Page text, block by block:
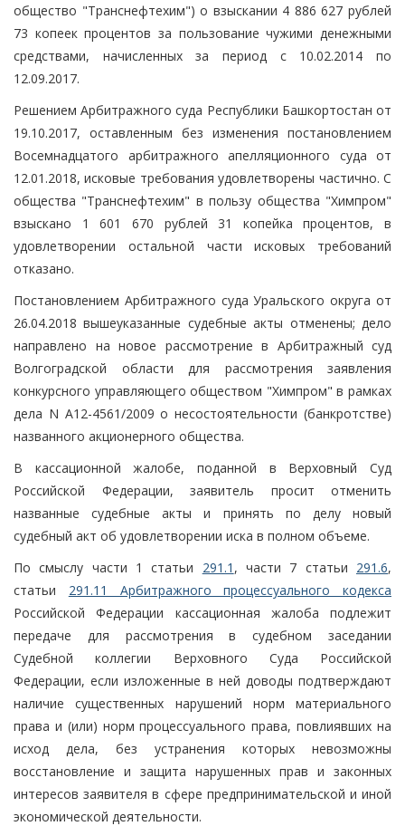
общество "Транснефтехим") о взыскании 4 886 627 рублей
73 копеек процентов за пользование чужими денежными
средствами, начисленных за период с 10.02.2014 по
12.09.2017.
Решением Арбитражного суда Республики Башкортостан от
19.10.2017, оставленным без изменения постановлением
Восемнадцатого арбитражного апелляционного суда от
12.01.2018, исковые требования удовлетворены частично. С
общества "Транснефтехим" в пользу общества "Химпром"
взыскано 1 601 670 рублей 31 копейка процентов, в
удовлетворении остальной части исковых требований
отказано.
Постановлением Арбитражного суда Уральского округа от
26.04.2018 вышеуказанные судебные акты отменены; дело
направлено на новое рассмотрение в Арбитражный суд
Волгоградской области для рассмотрения заявления
конкурсного управляющего обществом "Химпром" в рамках
дела N А12-4561/2009 о несостоятельности (банкротстве)
названного акционерного общества.
В кассационной жалобе, поданной в Верховный Суд
Российской Федерации, заявитель просит отменить
названные судебные акты и принять по делу новый
судебный акт об удовлетворении иска в полном объеме.
По смыслу части 1 статьи 291.1 , части 7 статьи 291.6,
статьи 291.11 Арбитражного процессуального кодекса
Российской Федерации кассационная жалоба подлежит
передаче для рассмотрения в судебном заседании
Судебной коллегии Верховного Суда Российской
Федерации, если изложенные в ней доводы подтверждают
наличие существенных нарушений норм материального
права и (или) норм процессуального права, повлиявших на
исход дела, без устранения которых невозможны
восстановление и защита нарушенных прав и законных
интересов заявителя в сфере предпринимательской и иной
экономической деятельности.